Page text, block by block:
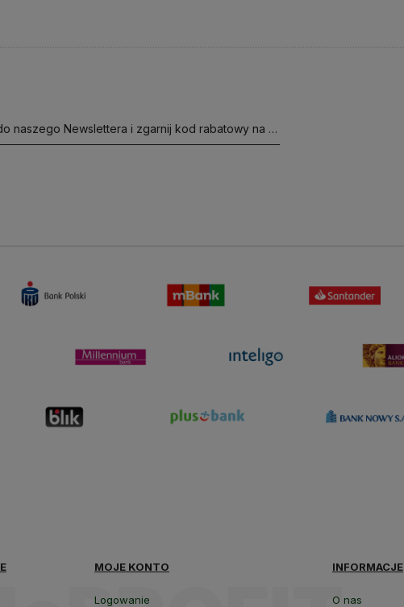
naszego Newslettera i zgarnij kod rabatowy na pierwsze zakupy!
MOJE KONTO
Logowanie
INFORMACJE
O nas